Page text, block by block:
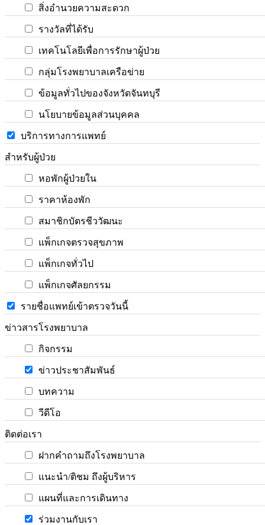
สิ่งอำนวยความสะดวก
รางวัลที่ได้รับ
เทคโนโลยีเพื่อการรักษาผู้ป่วย
กลุ่มโรงพยาบาลเครือข่าย
ข้อมูลทั่วไปของจังหวัดจันทบุรี
นโยบายข้อมูลส่วนบุคคล
บริการทางการแพทย์
สำหรับผู้ป่วย
หอพักผู้ป่วยใน
ราคาห้องพัก
สมาชิกบัตรชีววัฒนะ
แพ็กเกจตรวจสุขภาพ
แพ็กเกจทั่วไป
แพ็กเกจศัลยกรรม
รายชื่อแพทย์เข้าตรวจวันนี้
ข่าวสารโรงพยาบาล
กิจกรรม
ข่าวประชาสัมพันธ์
บทความ
วีดีโอ
ติดต่อเรา
ฝากคำถามถึงโรงพยาบาล
แนะนำ/ติชม ถึงผู้บริหาร
แผนที่และการเดินทาง
ร่วมงานกับเรา